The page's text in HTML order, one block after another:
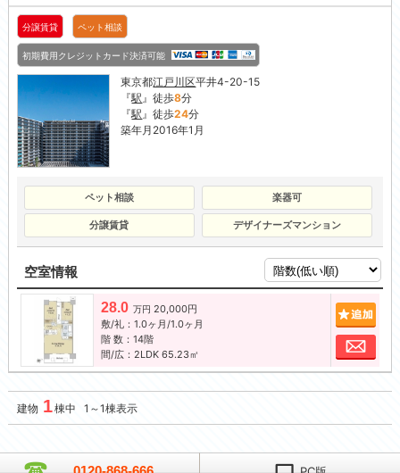
分譲賃貸 ペット相談
初期費用クレジットカード決済可能
東京都江戸川区平井4-20-15
『駅』徒歩8分
『駅』徒歩24分
築年月2016年1月
ペット相談 楽器可
分譲賃貸 デザイナーズマンション
空室情報
28.0 万円 20,000円
敷/礼：1.0ヶ月/1.0ヶ月
階 数：14階
間/広：2LDK 65.23㎡
お
建物 1棟中 1～1棟表示